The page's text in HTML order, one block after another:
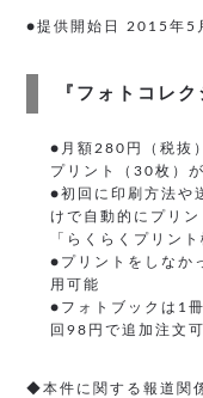
●提供開始日 2015年5
『フォトコレ
●月額280円（税抜
プリント（30枚）が
●初回に印刷方法や
けで自動的にプリン
「らくらくプリント
●プリントをしなか
用可能
●フォトブックは1
回98円で追加注文
◆本件に関する報道関